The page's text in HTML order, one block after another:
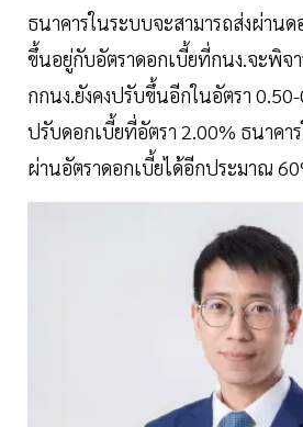
ธนาคารในระบบจะสามารถส่งผ่านด
ขึ้นอยู่กับอัตราดอกเบี้ยที่กนง.จะพิจ
กกนง.ยังคงปรับขึ้นอีกในอัตรา
ปรับดอกเบี้ยที่อัตรา 2.00% ธนาคา
ผ่านอัตราดอกเบี้ยได้อีกประมาณ